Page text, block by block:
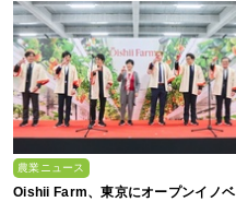
農業ニュース
Oishii Farm、東京にオープンイノベ